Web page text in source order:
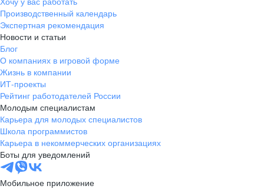
Производственный календарь
Экспертная рекомендация
Новости и статьи
Блог
О компаниях в игровой форме
Жизнь в компании
ИТ-проекты
Рейтинг работодателей России
Молодым специалистам
Карьера для молодых специалистов
Школа программистов
Карьера в некоммерческих организациях
Боты для уведомлений
Мобильное приложение